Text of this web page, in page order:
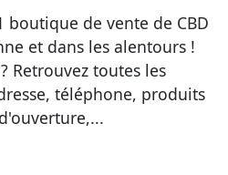
boutique de vente de CBD
et dans les alentours !
Retrouvez toutes les
téléphone, produits